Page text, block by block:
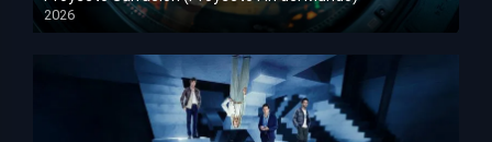
2026
HD 1080p